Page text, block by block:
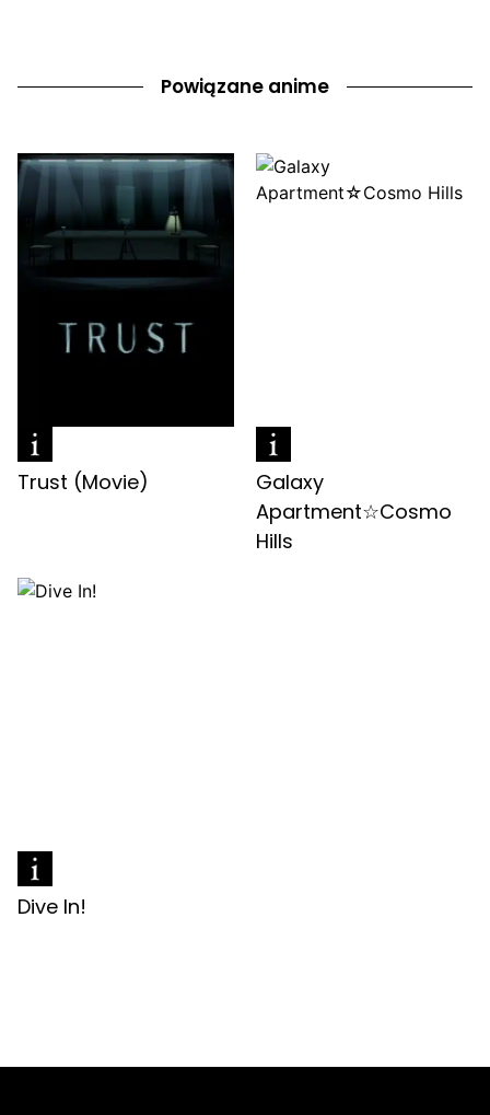
Powiązane anime
Trust (Movie)
Galaxy
Apartment☆Cosmo
Hills
Dive In!